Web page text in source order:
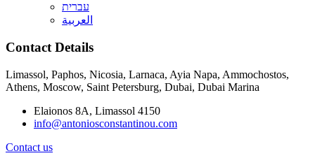
עברית
العربية
Contact Details
Limassol, Paphos, Nicosia, Larnaca, Ayia Napa, Ammochostos,
Athens, Moscow, Saint Petersburg, Dubai, Dubai Marina
Elaionos 8A, Limassol 4150
info@antoniosconstantinou.com
Contact us